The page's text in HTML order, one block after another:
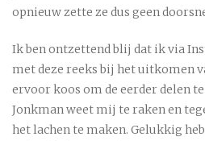
opnieuw zette ze dus geen
Ik ben ontzettend blij dat ik via
met deze reeks bij het uitkomen
ervoor koos om de eerder delen
Jonkman weet mij te raken en
het lachen te maken. Gelukkig